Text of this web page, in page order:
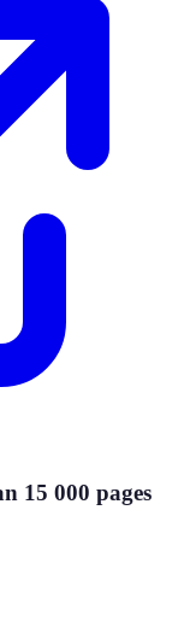
15 000 pages